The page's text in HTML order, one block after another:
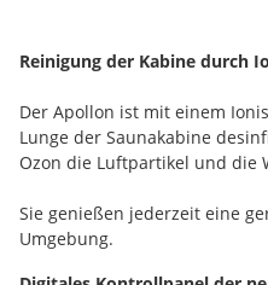
Reinigung der Kabine durch
Der Apollon ist mit einem
Lunge der Saunakabine
Ozon die Luftpartikel und die
Sie genießen jederzeit eine
Umgebung.